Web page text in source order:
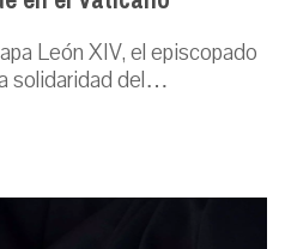
León XIV, el episcopado
solidaridad del…